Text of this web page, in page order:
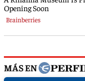
MÁS EN